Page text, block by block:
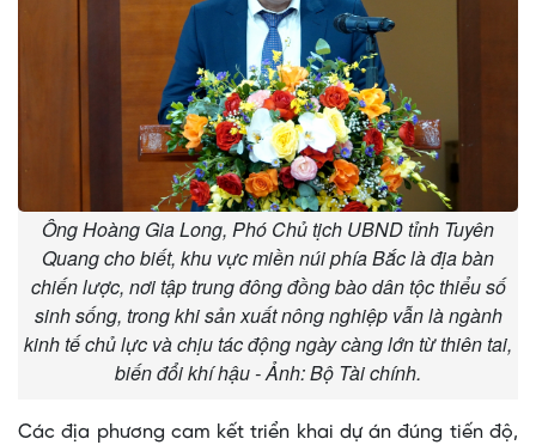
Ông Hoàng Gia Long, Phó Chủ tịch UBND tỉnh Tuyên
Quang cho biết, khu vực miền núi phía Bắc là địa bàn
chiến lược, nơi tập trung đông đồng bào dân tộc thiểu số
sinh sống, trong khi sản xuất nông nghiệp vẫn là ngành
kinh tế chủ lực và chịu tác động ngày càng lớn từ thiên tai,
biến đổi khí hậu - Ảnh: Bộ Tài chính.
Các địa phương cam kết triển khai dự án đúng tiến độ,